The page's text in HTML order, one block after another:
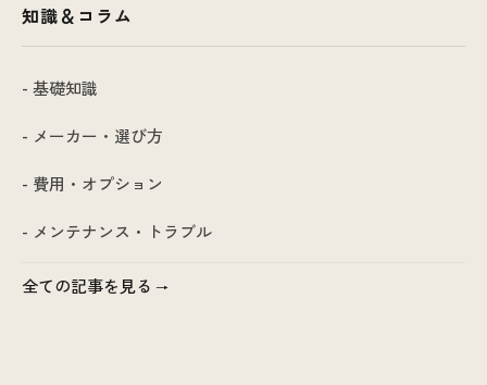
知識＆コラム
- 基礎知識
- メーカー・選び方
- 費用・オプション
- メンテナンス・トラブル
全ての記事を見る